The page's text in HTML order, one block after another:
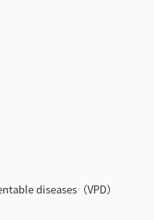
diseases（VPD）